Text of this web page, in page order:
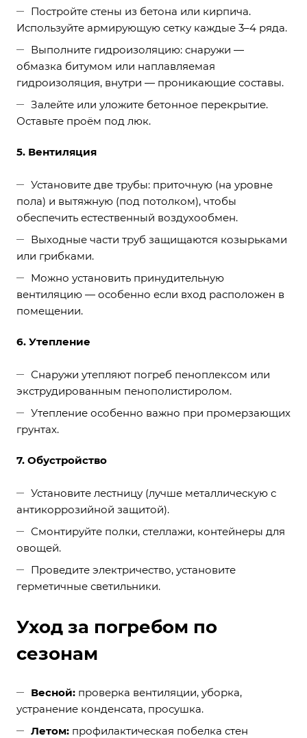
Постройте стены из бетона или кирпича.
Используйте армирующую сетку каждые 3–4 ряда.
Выполните гидроизоляцию: снаружи —
обмазка битумом или наплавляемая
гидроизоляция, внутри — проникающие составы.
Залейте или уложите бетонное перекрытие.
Оставьте проём под люк.
5. Вентиляция
Установите две трубы: приточную (на уровне
пола) и вытяжную (под потолком), чтобы
обеспечить естественный воздухообмен.
Выходные части труб защищаются козырьками
или грибками.
Можно установить принудительную
вентиляцию — особенно если вход расположен в
помещении.
6. Утепление
Снаружи утепляют погреб пеноплексом или
экструдированным пенополистиролом.
Утепление особенно важно при промерзающих
грунтах.
7. Обустройство
Установите лестницу (лучше металлическую с
антикоррозийной защитой).
Смонтируйте полки, стеллажи, контейнеры для
овощей.
Проведите электричество, установите
герметичные светильники.
Уход за погребом по
сезонам
Весной: проверка вентиляции, уборка,
устранение конденсата, просушка.
Летом: профилактическая побелка стен